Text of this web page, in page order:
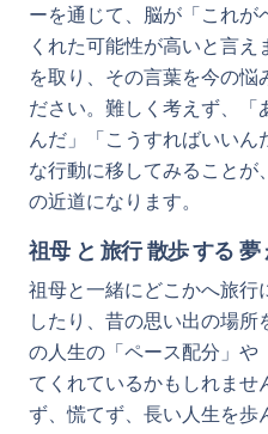
ーを通じて、脳が「これが
くれた可能性が高いと言
を取り、その言葉を今の悩
ださい。難しく考えず、「
んだ」「こうすればいいん
な行動に移してみることが
の近道になります。
祖母 と 旅行 散歩 する
祖母と一緒にどこかへ旅行
したり、昔の思い出の場
の人生の「ペース配分」や
てくれているかもしれませ
ず、慌てず、長い人生を歩